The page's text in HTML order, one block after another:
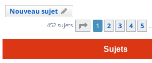
Nouveau sujet
452 sujets Page 1sur
1 2 3 4 5 …
Sujets